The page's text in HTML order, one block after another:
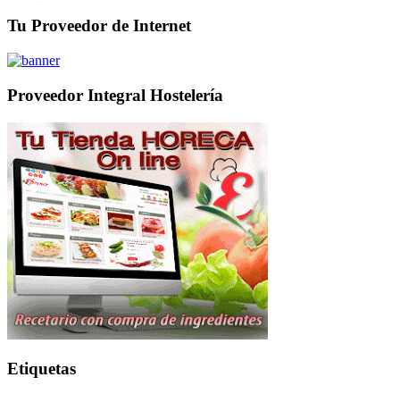
Tu Proveedor de Internet
Proveedor Integral Hostelería
Etiquetas